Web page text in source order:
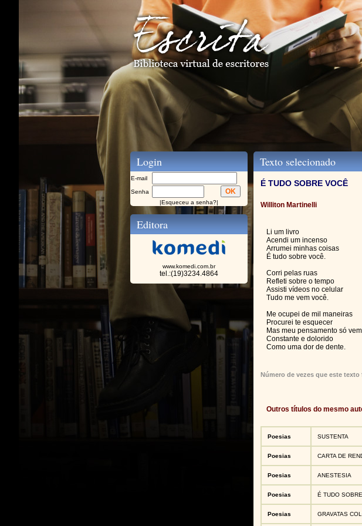
Login
E-mail
Senha
|Esqueceu a senha?|
Editora
www.komedi.com.br
tel.:(19)3234.4864
Texto selecionado
É TUDO SOBRE VOCÊ
Williton Martinelli
Li um livro
Acendi um incenso
Arrumei minhas coisas
É tudo sobre você.
Corri pelas ruas
Refleti sobre o tempo
Assisti vídeos no celular
Tudo me vem você.
Me ocupei de mil maneiras
Procurei te esquecer
Mas meu pensamento só
Constante e dolorido
Como uma dor de dente.
Número de vezes que este texto
Outros títulos do mesmo
Poesias SUSTENTA
Poesias CARTA DE
Poesias ANESTESIA
Poesias É TUDO
Poesias GRAVATAS